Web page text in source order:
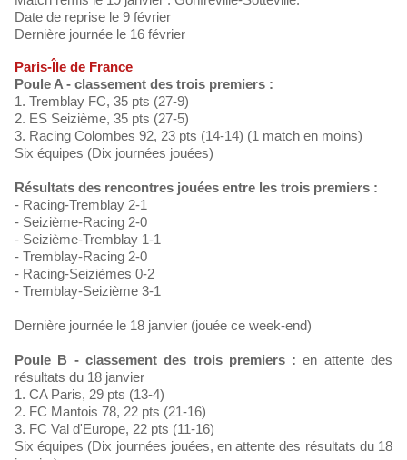
Date de reprise le 9 février
Dernière journée le 16 février
Paris-Île de France
Poule A - classement des trois premiers :
1. Tremblay FC, 35 pts (27-9)
2. ES Seizième, 35 pts (27-5)
3. Racing Colombes 92, 23 pts (14-14) (1 match en moins)
Six équipes (Dix journées jouées)
Résultats des rencontres jouées entre les trois premiers :
- Racing-Tremblay 2-1
- Seizième-Racing 2-0
- Seizième-Tremblay 1-1
- Tremblay-Racing 2-0
- Racing-Seizièmes 0-2
- Tremblay-Seizième 3-1
Dernière journée le 18 janvier (jouée ce week-end)
Poule B - classement des trois premiers : en attente des
résultats du 18 janvier
1. CA Paris, 29 pts (13-4)
2. FC Mantois 78, 22 pts (21-16)
3. FC Val d'Europe, 22 pts (11-16)
Six équipes (Dix journées jouées, en attente des résultats du 18